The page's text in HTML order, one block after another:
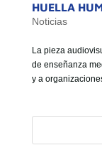
VISIÓN
HUELLA
Noticias
La pieza
de enseñanza
y a